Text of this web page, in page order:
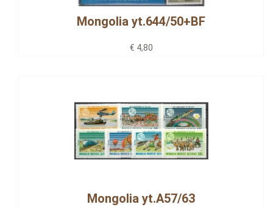
Mongolia yt.644/50+BF
€ 4,80
Mongolia yt.A57/63